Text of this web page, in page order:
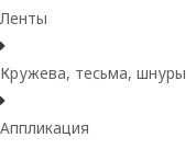
Ленты
Кружева, тесьма, шнуры
Аппликация